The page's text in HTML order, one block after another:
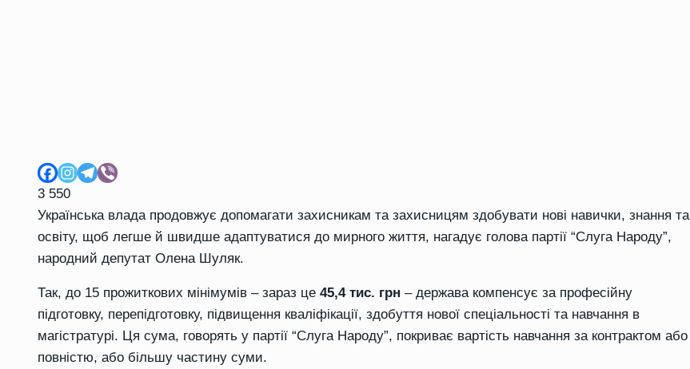
3 550
Українська влада продовжує допомагати захисникам та захисницям здобувати нові навички, знання та
освіту, щоб легше й швидше адаптуватися до мирного життя, нагадує голова партії “Слуга Народу”,
народний депутат Олена Шуляк.
Так, до 15 прожиткових мінімумів – зараз це 45,4 тис. грн – держава компенсує за професійну
підготовку, перепідготовку, підвищення кваліфікації, здобуття нової спеціальності та навчання в
магістратурі. Ця сума, говорять у партії “Слуга Народу”, покриває вартість навчання за контрактом або
повністю, або більшу частину суми.